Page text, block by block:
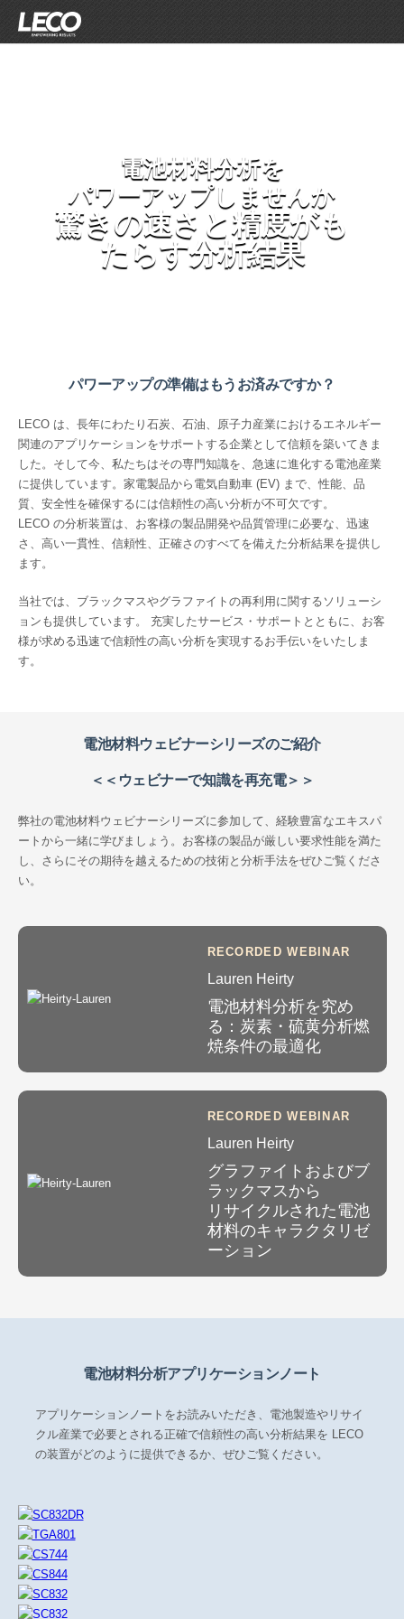
電池材料分析を
パワーアップしませんか
驚きの速さと精度がも
たらす分析結果
パワーアップの準備はもうお済みですか？
LECO は、長年にわたり石炭、石油、原子力産業におけるエネルギー
関連のアプリケーションをサポートする企業として信頼を築いてきま
した。そして今、私たちはその専門知識を、急速に進化する電池産業
に提供しています。家電製品から電気自動車 (EV) まで、性能、品
質、安全性を確保するには信頼性の高い分析が不可欠です。
LECO の分析装置は、お客様の製品開発や品質管理に必要な、迅速
さ、高い一貫性、信頼性、正確さのすべてを備えた分析結果を提供し
ます。
当社では、ブラックマスやグラファイトの再利用に関するソリューシ
ョンも提供しています。 充実したサービス・サポートとともに、お客
様が求める迅速で信頼性の高い分析を実現するお手伝いをいたしま
す。
電池材料ウェビナーシリーズのご紹介
＜＜ウェビナーで知識を再充電＞＞
弊社の電池材料ウェビナーシリーズに参加して、経験豊富なエキスパ
ートから一緒に学びましょう。お客様の製品が厳しい要求性能を満た
し、さらにその期待を越えるための技術と分析手法をぜひご覧くださ
い。
RECORDED WEBINAR
Lauren Heirty
電池材料分析を究め
る：炭素・硫黄分析燃
焼条件の最適化
RECORDED WEBINAR
Lauren Heirty
グラファイトおよびブ
ラックマスから
リサイクルされた電池
材料のキャラクタリゼ
ーション
電池材料分析アプリケーションノート
アプリケーションノートをお読みいただき、電池製造やリサイ
クル産業で必要とされる正確で信頼性の高い分析結果を LECO
の装置がどのように提供できるか、ぜひご覧ください。